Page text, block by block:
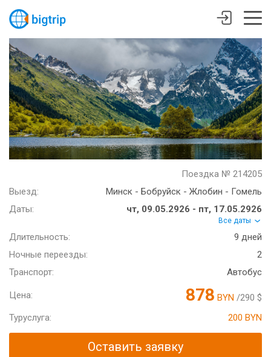
Поездка № 214205
Выезд:
Минск - Бобруйск - Жлобин - Гомель
Даты:
чт, 09.05.2926 - пт, 17.05.2926
Все даты
Длительность:
9 дней
Ночные переезды:
2
Транспорт:
Автобус
Цена: 878 BYN /290 $
Туруслуга:
200 BYN
Оставить заявку